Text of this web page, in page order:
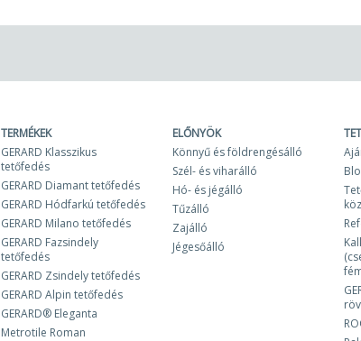
TERMÉKEK
GERARD Klasszikus
tetőfedés
GERARD Diamant tetőfedés
GERARD Hódfarkú tetőfedés
GERARD Milano tetőfedés
GERARD Fazsindely
tetőfedés
GERARD Zsindely tetőfedés
GERARD Alpin tetőfedés
GERARD® Eleganta
Metrotile Roman
ELŐNYÖK
Könnyű és földrengésálló
Szél- és viharálló
Hó- és jégálló
Tűzálló
Zajálló
Jégesőálló